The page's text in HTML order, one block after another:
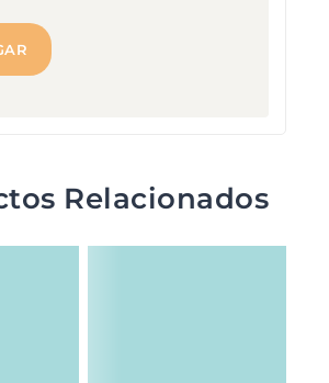
Relacionados